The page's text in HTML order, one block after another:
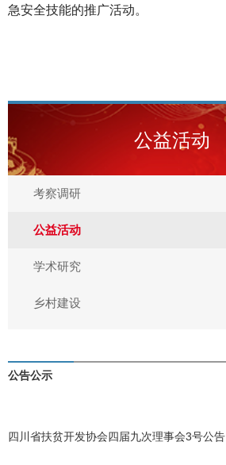
急安全技能的推广活动。
公益活动
考察调研
公益活动
学术研究
乡村建设
公告公示
四川省扶贫开发协会四届九次理事会3号公告